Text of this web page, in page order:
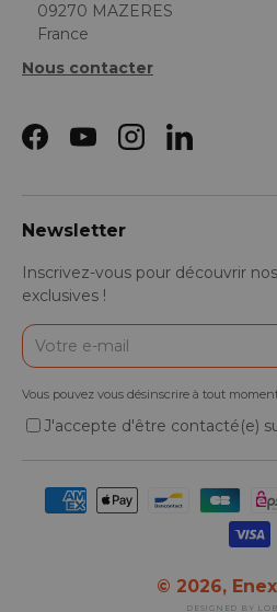
09270 MAZERES
France
Nous contacter
Facebook
YouTubeInstagramLinkedIn
Newsletter
Inscrivez-vous pour découvrir
exclusives !
E-mail
Vous pouvez vous désinscrire à tout
J'accepte d'être contacté(e)
Moyens de paiement acceptés
© 2026,
DESIGNED BY